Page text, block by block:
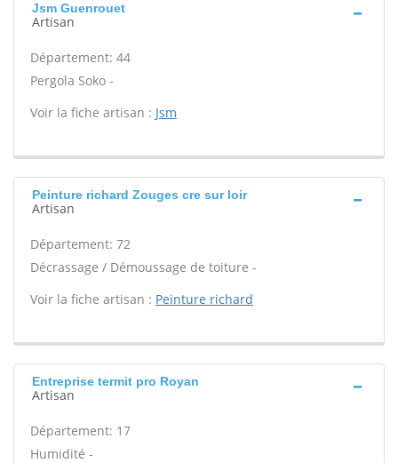
Jsm Guenrouet
Artisan
Département: 44
Pergola Soko -
Voir la fiche artisan : Jsm
Peinture richard Zouges cre sur loir
Artisan
Département: 72
Décrassage / Démoussage de toiture -
Voir la fiche artisan : Peinture richard
Entreprise termit pro Royan
Artisan
Département: 17
Humidité -